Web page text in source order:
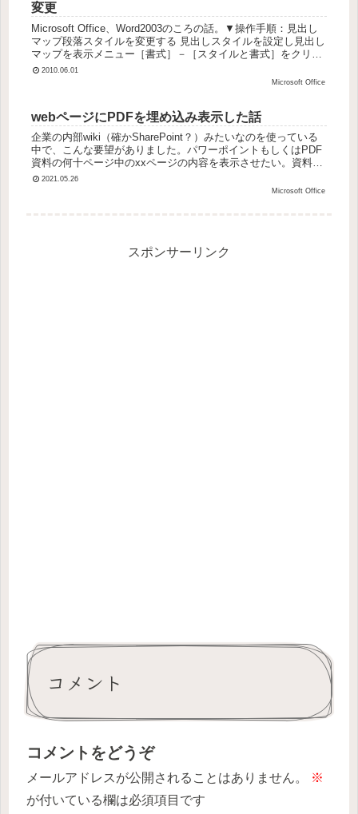
変更
Microsoft Office、Word2003のころの話。▼操作手順：見出し
マップ段落スタイルを変更する 見出しスタイルを設定し見出し
マップを表示メニュー［書式］－［スタイルと書式］をクリッ
ク［スタイルと書式］作業ウィンドウ－［表示］欄...
2010.06.01
Microsoft Office
webページにPDFを埋め込み表示した話
企業の内部wiki（確かSharePoint？）みたいなのを使っている
中で、こんな要望がありました。パワーポイントもしくはPDF
資料の何十ページ中のxxページの内容を表示させたい。資料フ
ァイルもそのまま置くが、読者にダウンロードしてもらい開...
2021.05.26
Microsoft Office
スポンサーリンク
コメント
コメントをどうぞ
メールアドレスが公開されることはありません。
※
が付いている欄は必須項目です